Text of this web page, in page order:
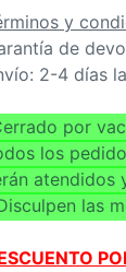
y
de
2-4 días
por
los
atendidos
las